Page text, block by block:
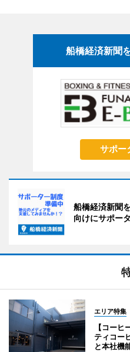
船橋経済新聞
サポー
船橋経済新聞
向けにサポー
エリア特集
【コー
ティコー
と本社機